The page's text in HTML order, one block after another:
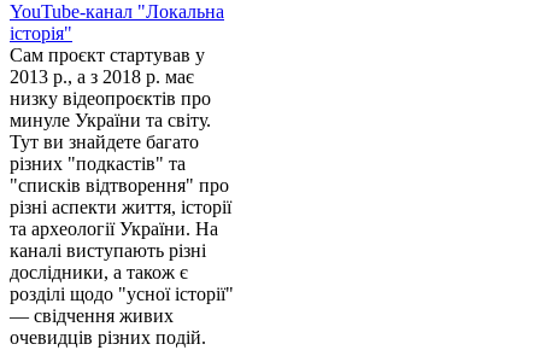
YouTube-канал "Локальна
історія"
Сам проєкт стартував у
2013 р., а з 2018 р. має
низку відеопроєктів про
минуле України та світу.
Тут ви знайдете багато
різних "подкастів" та
"списків відтворення" про
різні аспекти життя, історії
та археології України. На
каналі виступають різні
дослідники, а також є
розділі щодо "усної історії"
— свідчення живих
очевидців різних подій.